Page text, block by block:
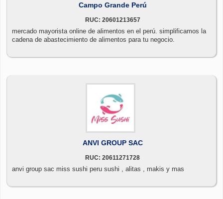
Campo Grande Perú
RUC: 20601213657
mercado mayorista online de alimentos en el perú. simplificamos la
cadena de abastecimiento de alimentos para tu negocio.
ANVI GROUP SAC
RUC: 20611271728
anvi group sac miss sushi peru sushi , alitas , makis y mas